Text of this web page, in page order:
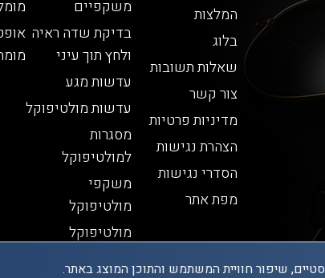
המלצות
בלוג
שאלות תשובות
צור קשר
מדיניות פרטיות
הצהרת נגישות
הסדרי נגישות
מפת אתר
משקפיים
בדיקת שדה ראיה
ולחץ תוך עיני
עדשות מגע
עדשות מולטיפוקל
מסגרות
למולטיפוקל
משקפי
מולטיפוקל
מולטיפוקל
שיפור חוויית המשתמש והתוכן המוצג באתר.